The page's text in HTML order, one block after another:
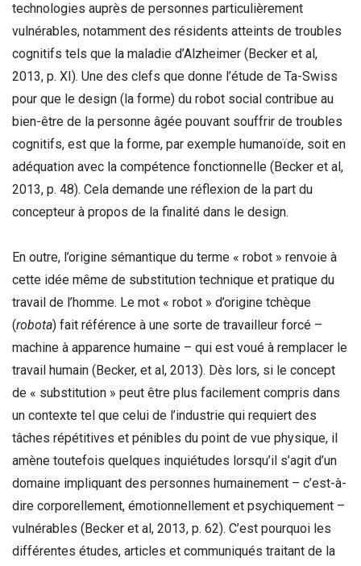
technologies auprès de personnes particulièrement
vulnérables, notamment des résidents atteints de troubles
cognitifs tels que la maladie d’Alzheimer (Becker et al,
2013, p. XI). Une des clefs que donne l’étude de Ta-Swiss
pour que le design (la forme) du robot social contribue au
bien-être de la personne âgée pouvant souffrir de troubles
cognitifs, est que la forme, par exemple humanoïde, soit en
adéquation avec la compétence fonctionnelle (Becker et al,
2013, p. 48). Cela demande une réflexion de la part du
concepteur à propos de la finalité dans le design.
En outre, l’origine sémantique du terme « robot » renvoie à
cette idée même de substitution technique et pratique du
travail de l’homme. Le mot « robot » d’origine tchèque
(robota) fait référence à une sorte de travailleur forcé –
machine à apparence humaine – qui est voué à remplacer le
travail humain (Becker, et al, 2013). Dès lors, si le concept
de « substitution » peut être plus facilement compris dans
un contexte tel que celui de l’industrie qui requiert des
tâches répétitives et pénibles du point de vue physique, il
amène toutefois quelques inquiétudes lorsqu’il s’agit d’un
domaine impliquant des personnes humainement – c’est-à-
dire corporellement, émotionnellement et psychiquement –
vulnérables (Becker et al, 2013, p. 62). C’est pourquoi les
différentes études, articles et communiqués traitant de la